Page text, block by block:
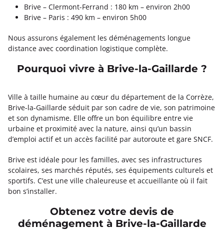
Brive – Clermont-Ferrand : 180 km – environ 2h00
Brive – Paris : 490 km – environ 5h00
Nous assurons également les déménagements longue
distance avec coordination logistique complète.
Pourquoi vivre à Brive-la-Gaillarde ?
Ville à taille humaine au cœur du département de la Corrèze,
Brive-la-Gaillarde séduit par son cadre de vie, son patrimoine
et son dynamisme. Elle offre un bon équilibre entre vie
urbaine et proximité avec la nature, ainsi qu’un bassin
d’emploi actif et un accès facilité par autoroute et gare SNCF.
Brive est idéale pour les familles, avec ses infrastructures
scolaires, ses marchés réputés, ses équipements culturels et
sportifs. C’est une ville chaleureuse et accueillante où il fait
bon s’installer.
Obtenez votre devis de
déménagement à Brive-la-Gaillarde